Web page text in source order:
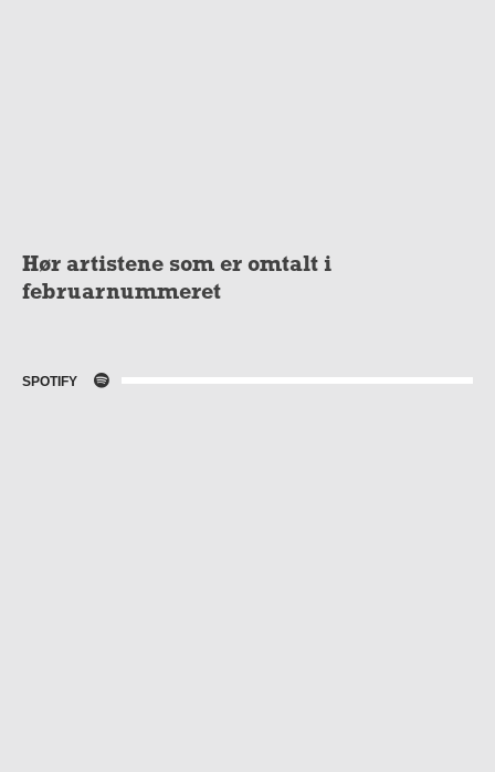
Hør artistene som er omtalt i
februarnummeret
SPOTIFY